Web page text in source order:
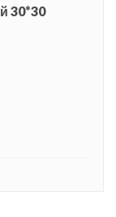
30*30